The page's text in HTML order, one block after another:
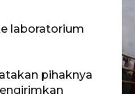
laboratorium
pihaknya
penataan